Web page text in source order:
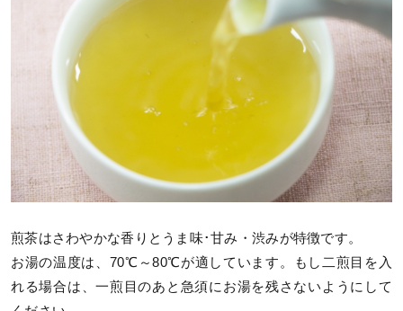
煎茶はさわやかな香りとうま味･甘み・渋みが特徴です。
お湯の温度は、70℃～80℃が適しています。もし二煎目を入
れる場合は、一煎目のあと急須にお湯を残さないようにして